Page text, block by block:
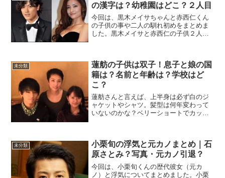
の漢字は？幼稚園はどこ？２人目
今回は、黒木メイサちゃんと赤西仁くん
の子供の事や二人の馴れ初めをまとめま
した。黒木メイサと赤西仁の子供２人の
かっていませ...
未分類
蓮舫の子供は双子！息子と娘の国
籍は？名前と年齢は？学校はど
こ？
蓮舫さんと言えば、上半身は必ず白のジ
ャケットやシャツ。髪型は何年変わって
いないのかな？ベリーショートでカッコ
は双子1993年蓮舫さんは...
未分類
小栗旬の浮気と元カノまとめ｜石
原さとみ？写真・元カノ引退？
今回は、小栗旬くんの歴代彼女（元カ
ノ）と浮気についてまとめました。小栗